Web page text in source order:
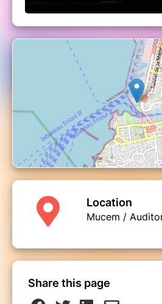
Location
Mucem /
Share this page